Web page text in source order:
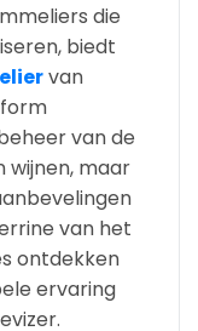
die
biedt
van
van de
wijnen, maar
van het
ontdekken
ervaring